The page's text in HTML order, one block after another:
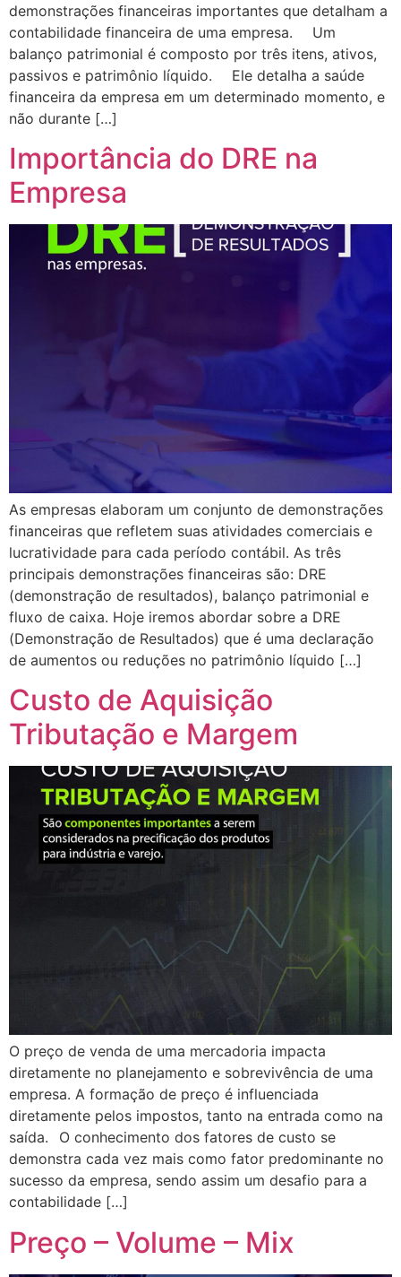
demonstrações financeiras importantes que detalham a
contabilidade financeira de uma empresa. ⠀ Um
balanço patrimonial é composto por três itens, ativos,
passivos e patrimônio líquido. ⠀ Ele detalha a saúde
financeira da empresa em um determinado momento, e
não durante […]
Importância do DRE na
Empresa
As empresas elaboram um conjunto de demonstrações
financeiras que refletem suas atividades comerciais e
lucratividade para cada período contábil. As três
principais demonstrações financeiras são: DRE
(demonstração de resultados), balanço patrimonial e
fluxo de caixa. Hoje iremos abordar sobre a DRE
(Demonstração de Resultados) que é uma declaração
de aumentos ou reduções no patrimônio líquido […]
Custo de Aquisição
Tributação e Margem
O preço de venda de uma mercadoria impacta
diretamente no planejamento e sobrevivência de uma
empresa. A formação de preço é influenciada
diretamente pelos impostos, tanto na entrada como na
saída.⠀O conhecimento dos fatores de custo se
demonstra cada vez mais como fator predominante no
sucesso da empresa, sendo assim um desafio para a
contabilidade […]
Preço – Volume – Mix